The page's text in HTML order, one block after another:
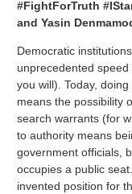
#FightForTruth
and Yasin
Democratic
unprecedented
you will). Today,
means the possibility
search warrants (for
to authority means
government officials,
occupies a public
invented position for